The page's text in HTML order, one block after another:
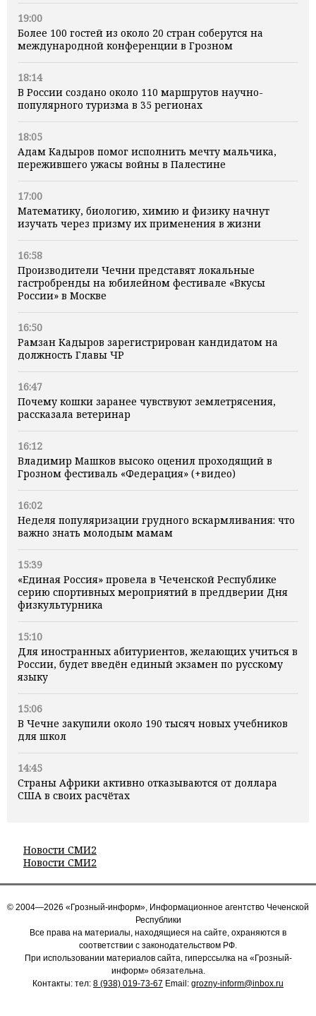
19:00
Более 100 гостей из около 20 стран соберутся на
международной конференции в Грозном
18:14
В России создано около 110 маршрутов научно-
популярного туризма в 35 регионах
18:05
Адам Кадыров помог исполнить мечту мальчика,
пережившего ужасы войны в Палестине
17:00
Математику, биологию, химию и физику начнут
изучать через призму их применения в жизни
16:58
Производители Чечни представят локальные
гастробренды на юбилейном фестивале «Вкусы
России» в Москве
16:50
Рамзан Кадыров зарегистрирован кандидатом на
должность Главы ЧР
16:47
Почему кошки заранее чувствуют землетрясения,
рассказала ветеринар
16:12
Владимир Машков высоко оценил проходящий в
Грозном фестиваль «Федерация» (+видео)
16:02
Неделя популяризации грудного вскармливания: что
важно знать молодым мамам
15:39
«Единая Россия» провела в Чеченской Республике
серию спортивных мероприятий в преддверии Дня
физкультурника
15:10
Для иностранных абитуриентов, желающих учиться в
России, будет введён единый экзамен по русскому
языку
15:06
В Чечне закупили около 190 тысяч новых учебников
для школ
14:45
Страны Африки активно отказываются от доллара
США в своих расчётах
Новости СМИ2
Новости СМИ2
© 2004—2026 «Грозный-информ», Информационное агентство Чеченской
Республики
Все права на материалы, находящиеся на сайте, охраняются в
соответствии с законодательством РФ.
При использовании материалов сайта, гиперссылка на «Грозный-
информ» обязательна.
Контакты: тел: 8 (938) 019-73-67 Email: grozny-inform@inbox.ru